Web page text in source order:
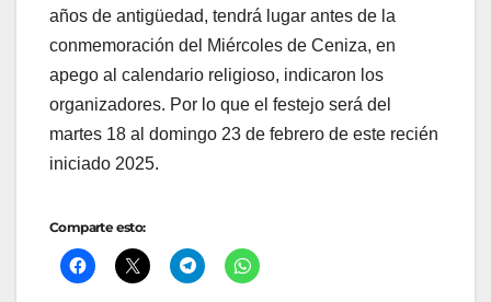
años de antigüedad, tendrá lugar antes de la
conmemoración del Miércoles de Ceniza, en
apego al calendario religioso, indicaron los
organizadores. Por lo que el festejo será del
martes 18 al domingo 23 de febrero de este recién
iniciado 2025.
Comparte esto: